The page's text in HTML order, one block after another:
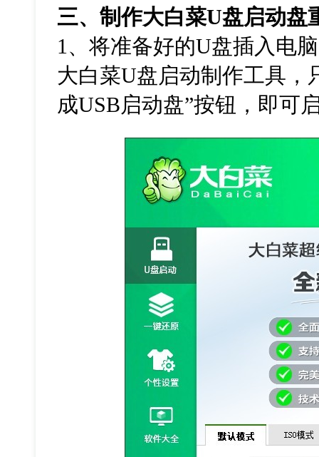
三、制作大白菜U盘启动盘
1 、将准备好的U盘插入电
大白菜U盘启动制作工具，
成USB启动盘”按钮，即可